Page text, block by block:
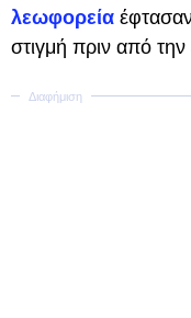
λεωφορεία
στιγμή πριν από